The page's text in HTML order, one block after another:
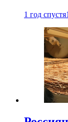
1 год спустя